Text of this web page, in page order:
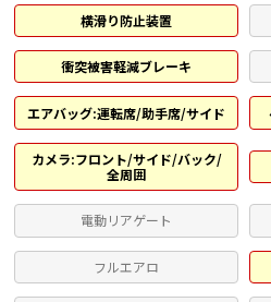
横滑り防止装置
衝突被害軽減ブレーキ
エアバッグ:運転席/助手席/サイド
カメラ:フロント/サイド/バック/
全周囲
電動リアゲート
フルエアロ